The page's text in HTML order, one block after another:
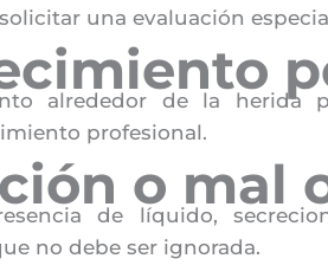
una evaluación
alrededor de la herida
profesional.
o mal
de líquido,
no debe ser ignorada.